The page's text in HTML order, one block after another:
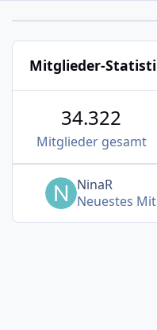
Mitglieder-
34.322
Mitglieder gesamt
NinaR
Neuestes